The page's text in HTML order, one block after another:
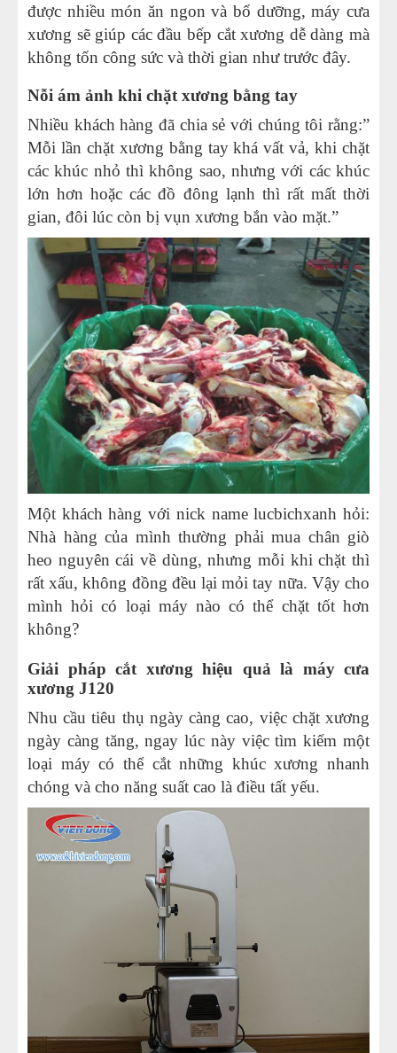
được nhiều món ăn ngon và bổ dưỡng, máy cưa
xương sẽ giúp các đầu bếp cắt xương dễ dàng mà
không tốn công sức và thời gian như trước đây.
Nỗi ám ảnh khi chặt xương bằng tay
Nhiều khách hàng đã chia sẻ với chúng tôi rằng:”
Mỗi lần chặt xương bằng tay khá vất vả, khi chặt
các khúc nhỏ thì không sao, nhưng với các khúc
lớn hơn hoặc các đồ đông lạnh thì rất mất thời
gian, đôi lúc còn bị vụn xương bắn vào mặt.”
Một khách hàng với nick name lucbichxanh hỏi:
Nhà hàng của mình thường phải mua chân giò
heo nguyên cái về dùng, nhưng mỗi khi chặt thì
rất xấu, không đồng đều lại mỏi tay nữa. Vậy cho
mình hỏi có loại máy nào có thể chặt tốt hơn
không?
Giải pháp cắt xương hiệu quả là máy cưa
xương J120
Nhu cầu tiêu thụ ngày càng cao, việc chặt xương
ngày càng tăng, ngay lúc này việc tìm kiếm một
loại máy có thể cắt những khúc xương nhanh
chóng và cho năng suất cao là điều tất yếu.